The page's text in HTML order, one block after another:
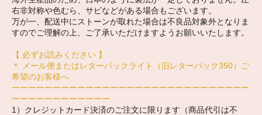
右非対称や色むら、サビなどがある場合もございます。
万が一、配送中にストーンが取れた場合は不良品対象外となりま
すのでご理解の上、ご了承いただけますようお願いいたします。
【 必ずお読みください 】
＊ メール便またはレターパックライト（旧レターパック350）ご
希望のお客様へ
ーーーーーーーーーーーーーーーーーーーーーーーーーーーーー
ーーーーーーーーーーーー
1）クレジットカード決済のご注文に限ります（商品代引は不